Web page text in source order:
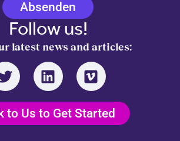
Absenden
Follow us!
latest news and articles:
to Us to Get Started